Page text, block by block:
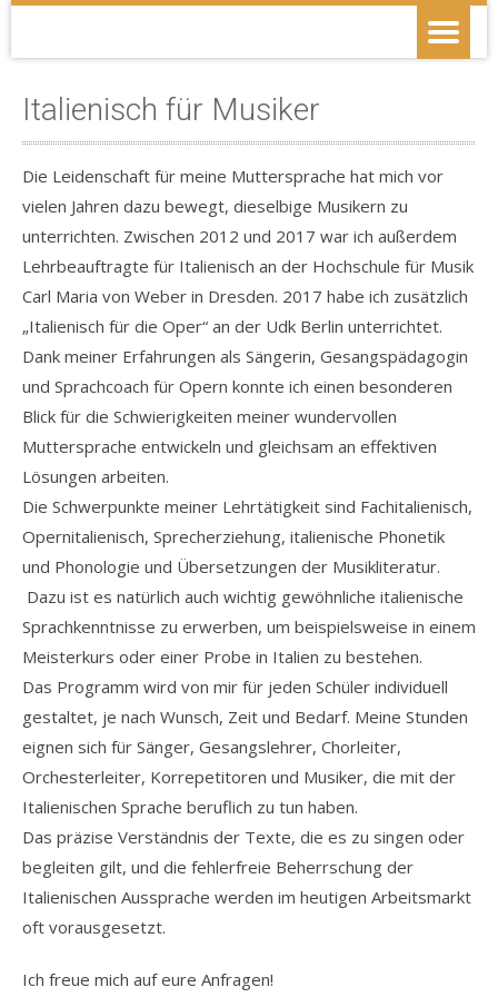
Italienisch für Musiker
Die Leidenschaft für meine Muttersprache hat mich vor
vielen Jahren dazu bewegt, dieselbige Musikern zu
unterrichten. Zwischen 2012 und 2017 war ich außerdem
Lehrbeauftragte für Italienisch an der Hochschule für Musik
Carl Maria von Weber in Dresden. 2017 habe ich zusätzlich
„Italienisch für die Oper“ an der Udk Berlin unterrichtet.
Dank meiner Erfahrungen als Sängerin, Gesangspädagogin
und Sprachcoach für Opern konnte ich einen besonderen
Blick für die Schwierigkeiten meiner wundervollen
Muttersprache entwickeln und gleichsam an effektiven
Lösungen arbeiten.
Die Schwerpunkte meiner Lehrtätigkeit sind Fachitalienisch,
Opernitalienisch, Sprecherziehung, italienische Phonetik
und Phonologie und Übersetzungen der Musikliteratur.
Dazu ist es natürlich auch wichtig gewöhnliche italienische
Sprachkenntnisse zu erwerben, um beispielsweise in einem
Meisterkurs oder einer Probe in Italien zu bestehen.
Das Programm wird von mir für jeden Schüler individuell
gestaltet, je nach Wunsch, Zeit und Bedarf. Meine Stunden
eignen sich für Sänger, Gesangslehrer, Chorleiter,
Orchesterleiter, Korrepetitoren und Musiker, die mit der
Italienischen Sprache beruflich zu tun haben.
Das präzise Verständnis der Texte, die es zu singen oder
begleiten gilt, und die fehlerfreie Beherrschung der
Italienischen Aussprache werden im heutigen Arbeitsmarkt
oft vorausgesetzt.
Ich freue mich auf eure Anfragen!